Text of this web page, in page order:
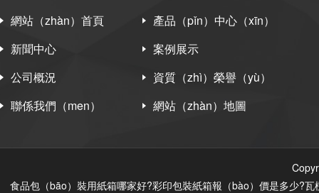
網站（zhàn）首頁
產品（pǐn）中心（xīn）
新聞中心
案例展示
公司概況
資質（zhì）榮譽（yù）
聯係我們（men）
網站（zhàn）地圖
食品包（bāo）裝用紙箱哪家好?彩印包裝紙箱報（bào）價是多少?